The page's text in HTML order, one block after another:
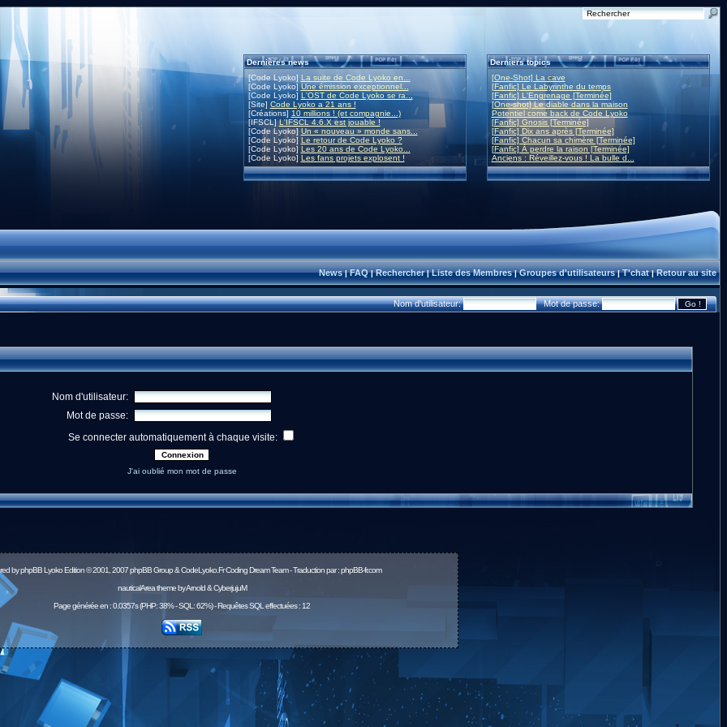
Dernières news
[Code Lyoko] La suite de Code Lyoko en...
[Code Lyoko]Une émission exceptionnel...
[Code Lyoko] L'OST de Code Lyoko se ra...
[Site] Code Lyoko a 21 ans !
[Créations] 10 millions ! (et compagnie...)
[IFSCL]L'IFSCL 4.6.X est jouable !
[Code Lyoko] Un « nouveau » monde sans...
[Code Lyoko] Le retour de Code Lyoko ?
[Code Lyoko] Les 20 ans de Code Lyoko...
[Code Lyoko] Les fans projets explosent !
Derniers topics
[One-Shot] La cave
[Fanfic] Le Labyrinthe du temps
[Fanfic] L'Engrenage [Terminée]
[One-shot] Le diable dans la maison
Potentiel come back de Code Lyoko
[Fanfic] Gnosis [Terminée]
[Fanfic] Dix ans après [Terminée]
[Fanfic] Chacun sa chimère [Terminée]
[Fanfic] À perdre la raison [Terminée]
Anciens : Réveillez-vous ! La bulle d...
News|FAQ|Rechercher|Liste des Membres|Groupes d'utilisateurs|T'chat|Retour au site
Nom d'utilisateur: Mot de passe:
Nom d'utilisateur:
Mot de passe:
Se connecter automatiquement à chaque visite:
J'ai oublié mon mot de passe
byphpBBLyoko Edition © 2001, 2007 phpBB Group & CodeLyoko.Fr Coding Dream Team - Traduction par :phpBB-fr.com
nauticalArea theme by Arnold & CyberjujuM
Page générée en : 0.0357s (PHP: 38% - SQL: 62%) - Requêtes SQL effectuées : 12